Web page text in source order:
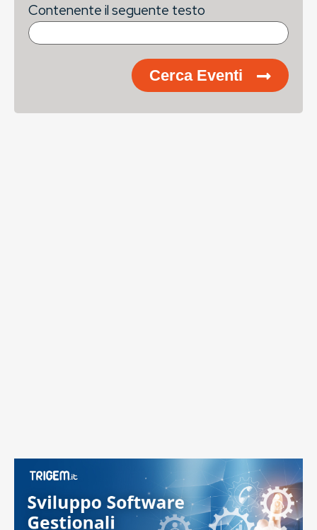
Contenente il seguente testo
Cerca Eventi